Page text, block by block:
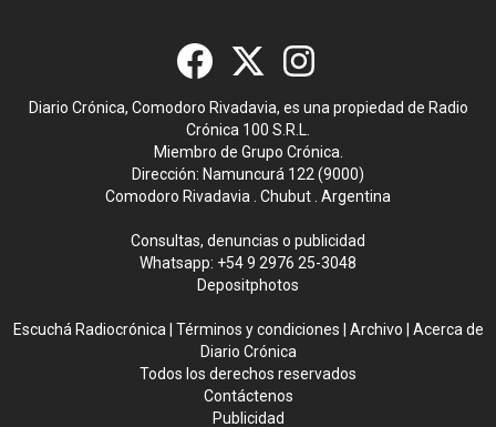
Diario Crónica, Comodoro Rivadavia, es una propiedad de Radio
Crónica 100 S.R.L.
Miembro de Grupo Crónica.
Dirección: Namuncurá 122 (9000)
Comodoro Rivadavia . Chubut . Argentina
Consultas, denuncias o publicidad
Whatsapp: +54 9 2976 25-3048
Depositphotos
Escuchá Radiocrónica Términos y condiciones Archivo
Acerca de
Diario Crónica
Todos los derechos reservados
Contáctenos
Publicidad